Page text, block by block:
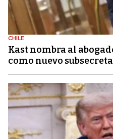
CHILE
Kast nombra al
como nuevo